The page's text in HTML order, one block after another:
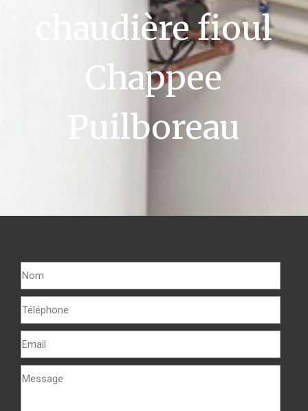
chaudière fioul
Chappee
Puilboreau